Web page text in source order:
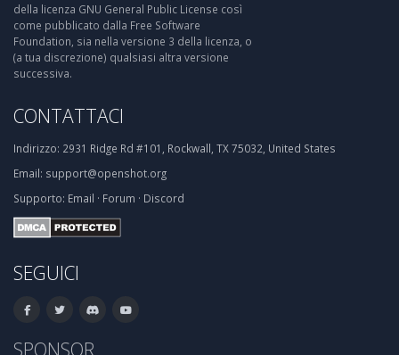
della licenza GNU General Public License così
come pubblicato dalla Free Software
Foundation, sia nella versione 3 della licenza, o
(a tua discrezione) qualsiasi altra versione
successiva.
CONTATTACI
Indirizzo: 2931 Ridge Rd #101, Rockwall, TX 75032, United States
Email: support@openshot.org
Supporto: Email · Forum · Discord
SEGUICI
SPONSOR